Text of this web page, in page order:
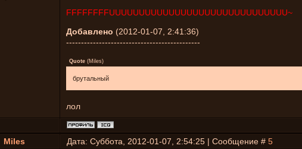
FFFFFFFFUUUUUUUUUUUUUUUUUUUUUUUUUUUUUU~
Добавлено (2012-01-07, 2:41:36)
---------------------------------------------
Quote (Miles)
брутальный
лол
Miles Дата: Суббота, 2012-01-07, 2:54:25 | Сообщение # 5